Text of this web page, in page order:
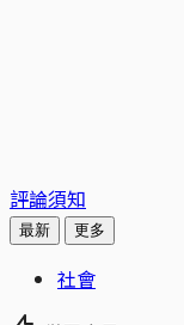
評論須知
最新 更多
社會